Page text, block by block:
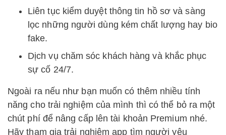
Liên tục kiểm duyệt thông tin hồ sơ và sàng
lọc những người dùng kém chất lượng hay bio
fake.
Dịch vụ chăm sóc khách hàng và khắc phục
sự cố 24/7.
Ngoài ra nếu như bạn muốn có thêm nhiều tính
năng cho trải nghiệm của mình thì có thể bỏ ra một
chút phí để nâng cấp lên tài khoản Premium nhé.
Hãy tham gia trải nghiệm app tìm người yêu